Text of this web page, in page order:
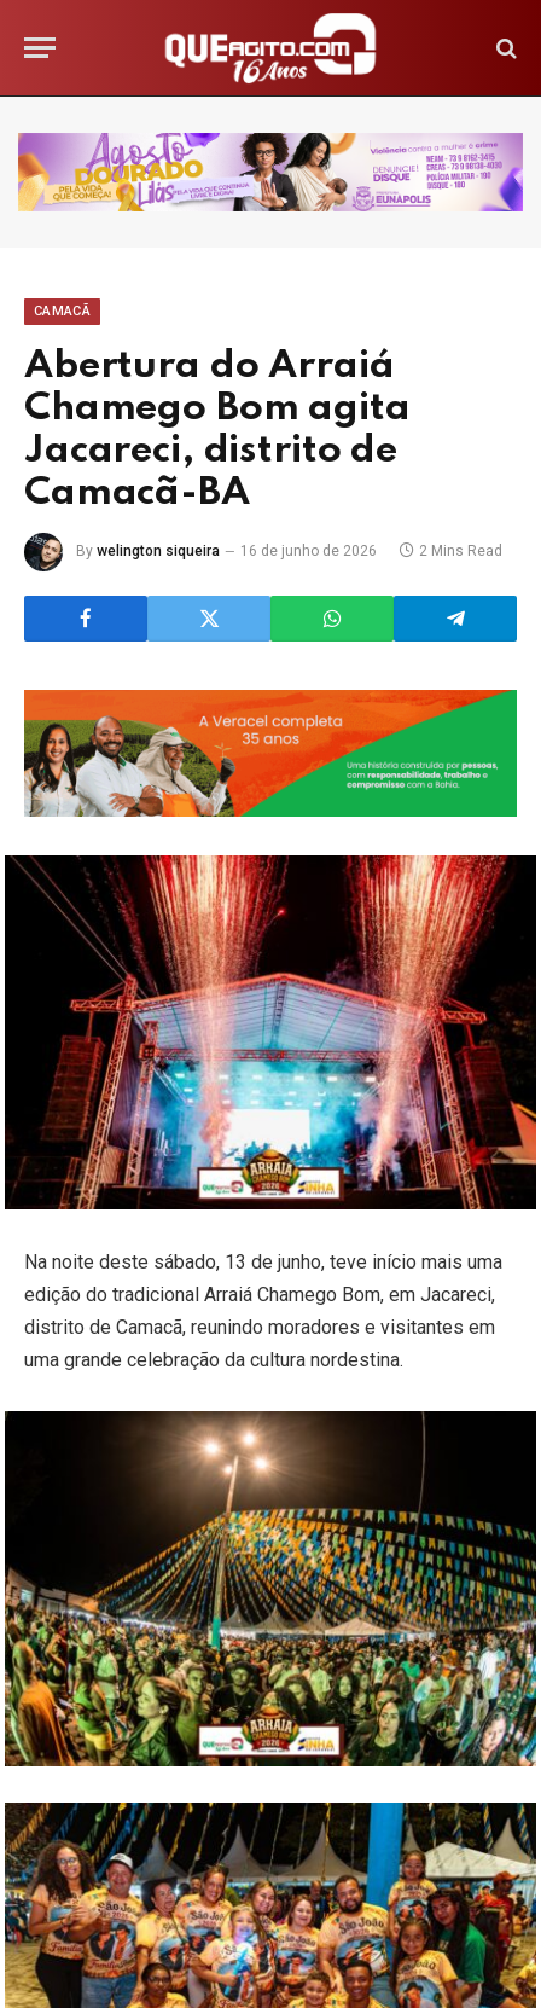
CAMACÃ
Abertura do Arraiá
Chamego Bom agita
Jacareci, distrito de
Camacã-BA
By welington siqueira 16 de junho de 2026 2 Mins Read
Na noite deste sábado, 13 de junho, teve início mais uma
edição do tradicional Arraiá Chamego Bom, em Jacareci,
distrito de Camacã, reunindo moradores e visitantes em
uma grande celebração da cultura nordestina.